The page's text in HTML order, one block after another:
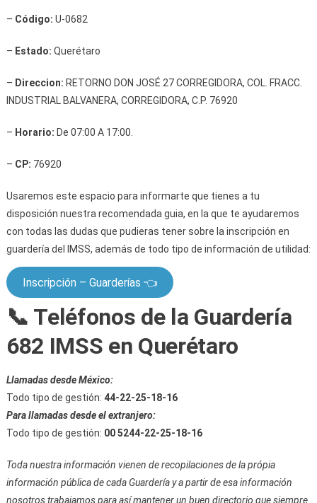
– Código: U-0682
– Estado: Querétaro
– Direccion: RETORNO DON JOSÉ 27 CORREGIDORA, COL. FRACC.
INDUSTRIAL BALVANERA, CORREGIDORA, C.P. 76920
– Horario: De 07:00 A 17:00.
– CP: 76920
Usaremos este espacio para informarte que tienes a tu
disposición nuestra recomendada guia, en la que te ayudaremos
con todas las dudas que pudieras tener sobre la inscripción en
guardería del IMSS, además de todo tipo de información de utilidad:
Inscripción – Guarderías 👈
📞 Teléfonos de la Guardería
682 IMSS en Querétaro
Llamadas desde México:
Todo tipo de gestión: 44-22-25-18-16
Para llamadas desde el extranjero:
Todo tipo de gestión: 00 5244-22-25-18-16
Toda nuestra información vienen de recopilaciones de la própia
información pública de cada Guardería y a partir de esa información
nosotros trabajamos para así mantener un buen directorio que siempre